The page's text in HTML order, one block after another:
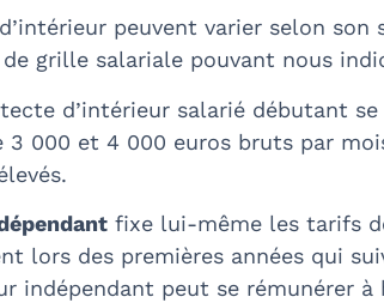
peuvent varier selon
de grille salariale pouvant nous
d’intérieur salarié débutant
3 000 et 4 000 euros bruts par
fixe lui-même les tarifs
lors des premières années qui
indépendant peut se rémunérer